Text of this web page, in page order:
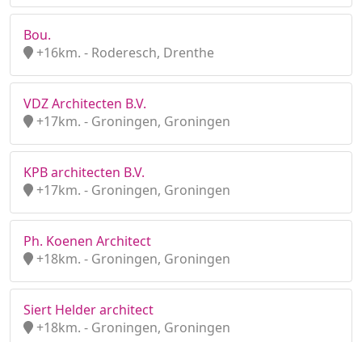
Bou.
+16km. - Roderesch, Drenthe
VDZ Architecten B.V.
+17km. - Groningen, Groningen
KPB architecten B.V.
+17km. - Groningen, Groningen
Ph. Koenen Architect
+18km. - Groningen, Groningen
Siert Helder architect
+18km. - Groningen, Groningen